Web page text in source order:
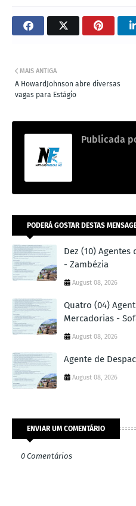
MAIS ANTIGA
A HowardJohnson abre diversas
vagas para Estágio
Publicada
PODERÁ GOSTAR DESTAS
Dez (10)
- Zambézia
August 08, 2026
Quatro (04)
Mercadorias -
August 08, 2026
Agente de
August 08, 2026
ENVIAR UM COMENTÁRIO
0 Comentários